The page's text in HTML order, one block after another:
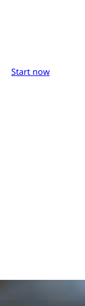
Start now